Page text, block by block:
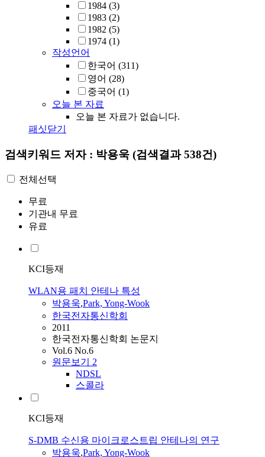
1984 (3)
1983 (2)
1982 (5)
1974 (1)
작성언어
한국어 (311)
영어 (28)
중국어 (1)
오늘 본 자료
오늘 본 자료가 없습니다.
패싯닫기
검색키워드 저자 : 박용욱 (검색결과 538건)
전체선택
무료
기관내 무료
유료
KCI등재
WLAN용 패치 안테나 특성
박용욱,Park, Yong-Wook
한국전자통신학회
2011
한국전자통신학회 논문지
Vol.6 No.6
원문보기 2
NDSL
스콜라
KCI등재
S-DMB 수신용 마이크로스트립 안테나의 연구
박용욱,Park, Yong-Wook